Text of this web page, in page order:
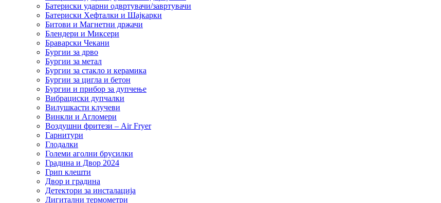
Батериски ударни одвртувачи/завртувачи
Батериски Хефталки и Шајкарки
Битови и Магнетни држачи
Блендери и Миксери
Браварски Чекани
Бургии за дрво
Бургии за метал
Бургии за стакло и керамика
Бургии за цигла и бетон
Бургии и прибор за дупчење
Вибрациски дупчалки
Вилушкасти клучеви
Винкли и Агломери
Воздушни фритези – Air Fryer
Гарнитури
Глодалки
Големи аголни брусилки
Градина и Двор 2024
Грип клешти
Двор и градина
Детектори за инсталација
Дигитални термометри